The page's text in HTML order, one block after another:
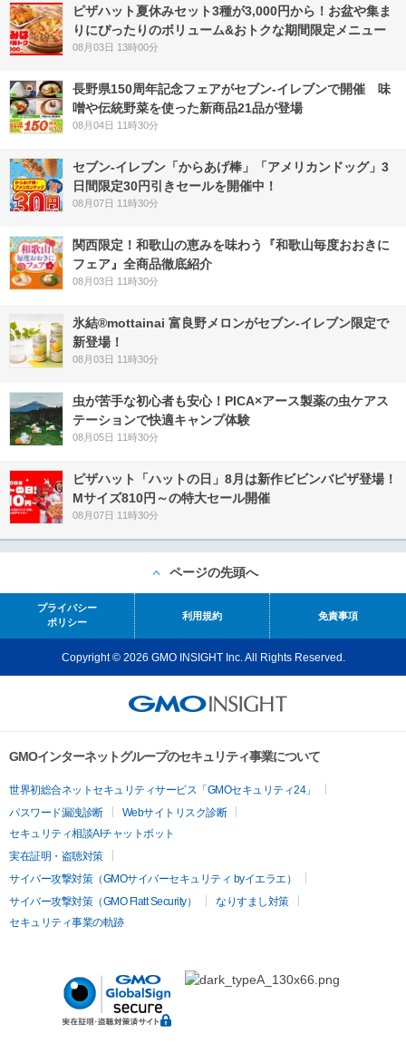
ピザハット夏休みセット3種が3,000円から！お盆や集ま
りにぴったりのボリューム&おトクな期間限定メニュー
08月03日 13時00分
長野県150周年記念フェアがセブン-イレブンで開催 味
噌や伝統野菜を使った新商品21品が登場
08月04日 11時30分
セブン‐イレブン「からあげ棒」「アメリカンドッグ」3
日間限定30円引きセールを開催中！
08月07日 11時30分
関西限定！和歌山の恵みを味わう『和歌山毎度おおきに
フェア』全商品徹底紹介
08月03日 11時30分
氷結®mottainai 富良野メロンがセブン‐イレブン限定で
新登場！
08月03日 11時30分
虫が苦手な初心者も安心！PICA×アース製薬の虫ケアス
テーションで快適キャンプ体験
08月05日 11時30分
ピザハット「ハットの日」8月は新作ビビンバピザ登場！
Mサイズ810円～の特大セール開催
08月07日 11時30分
ページの先頭へ
プライバシー
ポリシー
利用規約 免責事項
Copyright © 2026 GMO INSIGHT Inc. All Rights Reserved.
GMOインターネットグループのセキュリティ事業について
世界初総合ネットセキュリティサービス「GMOセキュリティ24」
パスワード漏洩診断
Webサイトリスク診断
セキュリティ相談AIチャットボット
実在証明・盗聴対策
サイバー攻撃対策（GMOサイバーセキュリティ byイエラエ）
サイバー攻撃対策（GMO Flatt Security）
なりすまし対策
セキュリティ事業の軌跡